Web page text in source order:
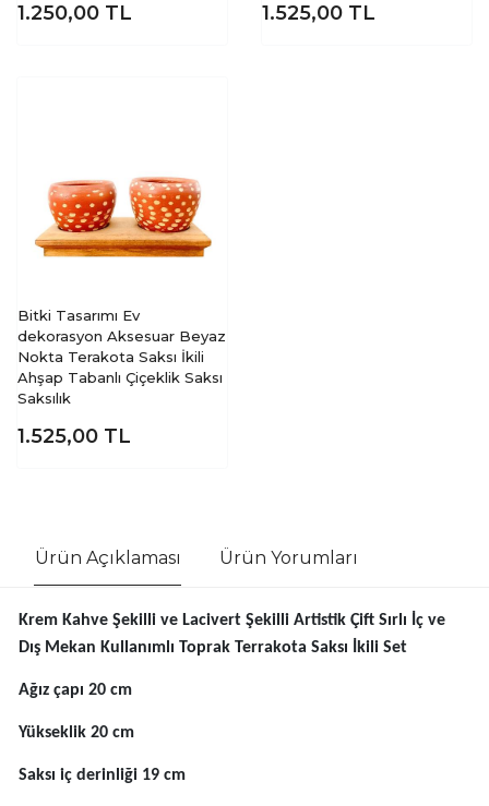
1.250,00 TL 1.525,00 TL
Bitki Tasarımı Ev
dekorasyon Aksesuar Beyaz
Nokta Terakota Saksı İkili
Ahşap Tabanlı Çiçeklik Saksı
Saksılık
1.525,00 TL
Ürün Açıklaması Ürün Yorumları
Krem Kahve Şekilli ve Lacivert Şekilli Artistik Çift Sırlı İç ve
Dış Mekan Kullanımlı Toprak Terrakota Saksı İkili Set
Ağız çapı 20 cm
Yükseklik 20 cm
Saksı iç derinliği 19 cm